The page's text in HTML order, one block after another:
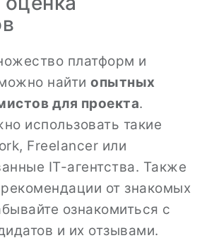
платформ и
найти опытных
для проекта.
использовать такие
Freelancer или
IT-агентства. Также
от знакомых
ознакомиться с
и их отзывами.